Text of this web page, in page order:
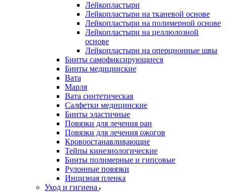
Лейкопластыри
Лейкопластыри на тканевой основе
Лейкопластыри на полимерной основе
Лейкопластыри на целлюлозной
основе
Лейкопластыри на оперционные швы
Бинты самофиксирующиеся
Бинты медицинские
Вата
Марля
Вата синтетическая
Салфетки медицинские
Бинты эластичные
Повязки для лечения ран
Повязки для лечения ожогов
Кровоостанавливающие
Тейпы кинезиологические
Бинты полимерные и гипсовые
Рулонные повязки
Инцизная пленка
Уход и гигиена